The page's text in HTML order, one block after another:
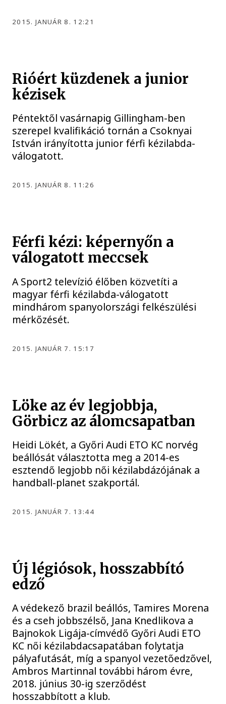
2015. JANUÁR 8. 12:21
Rióért küzdenek a junior
kézisek
Péntektől vasárnapig Gillingham-ben
szerepel kvalifikáció tornán a Csoknyai
István irányította junior férfi kézilabda-
válogatott.
2015. JANUÁR 8. 11:26
Férfi kézi: képernyőn a
válogatott meccsek
A Sport2 televízió élőben közvetíti a
magyar férfi kézilabda-válogatott
mindhárom spanyolországi felkészülési
mérkőzését.
2015. JANUÁR 7. 15:17
Löke az év legjobbja,
Görbicz az álomcsapatban
Heidi Lökét, a Győri Audi ETO KC norvég
beállósát választotta meg a 2014-es
esztendő legjobb női kézilabdázójának a
handball-planet szakportál.
2015. JANUÁR 7. 13:44
Új légiósok, hosszabbító
edző
A védekező brazil beállós, Tamires Morena
és a cseh jobbszélső, Jana Knedlikova a
Bajnokok Ligája-címvédő Győri Audi ETO
KC női kézilabdacsapatában folytatja
pályafutását, míg a spanyol vezetőedzővel,
Ambros Martinnal további három évre,
2018. június 30-ig szerződést
hosszabbított a klub.